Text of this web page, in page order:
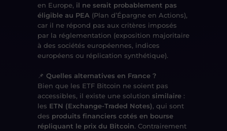
en Europe, il ne serait probablement pas
éligible au PEA (Plan d’Épargne en Actions),
car il ne répond pas aux critères imposés
par la réglementation (exposition majoritaire
à des sociétés européennes, indices
européens ou réplication synthétique).
📌 Quelles alternatives en France ?
Bien que les ETF Bitcoin ne soient pas
accessibles, il existe une solution similaire :
les ETN (Exchange-Traded Notes), qui sont
des produits financiers cotés en bourse
répliquant le prix du Bitcoin. Contrairement